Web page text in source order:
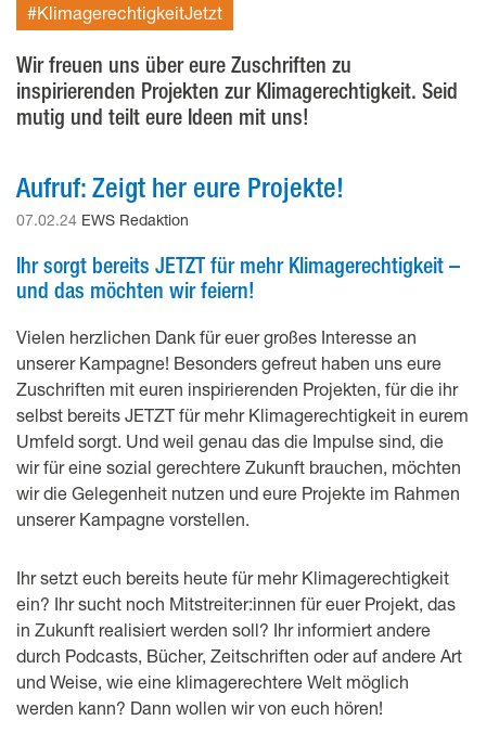
#KlimagerechtigkeitJetzt
Wir freuen uns über eure Zuschriften zu
inspirierenden Projekten zur Klimagerechtigkeit. Seid
mutig und teilt eure Ideen mit uns!
Aufruf: Zeigt her eure Projekte!
07.02.24 EWS Redaktion
Ihr sorgt bereits JETZT für mehr Klimagerechtigkeit –
und das möchten wir feiern!
Vielen herzlichen Dank für euer großes Interesse an
unserer Kampagne! Besonders gefreut haben uns eure
Zuschriften mit euren inspirierenden Projekten, für die ihr
selbst bereits JETZT für mehr Klimagerechtigkeit in eurem
Umfeld sorgt. Und weil genau das die Impulse sind, die
wir für eine sozial gerechtere Zukunft brauchen, möchten
wir die Gelegenheit nutzen und eure Projekte im Rahmen
unserer Kampagne vorstellen.
Ihr setzt euch bereits heute für mehr Klimagerechtigkeit
ein? Ihr sucht noch Mitstreiter:innen für euer Projekt, das
in Zukunft realisiert werden soll? Ihr informiert andere
durch Podcasts, Bücher, Zeitschriften oder auf andere Art
und Weise, wie eine klimagerechtere Welt möglich
werden kann? Dann wollen wir von euch hören!